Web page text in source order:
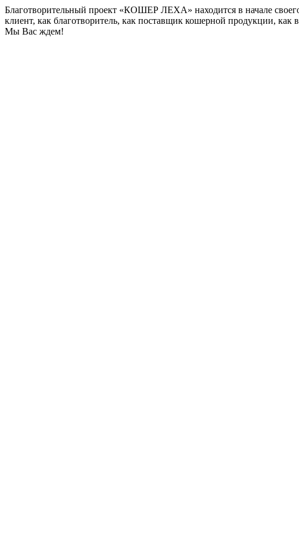
Благотворительный проект «КОШЕР ЛЕХА» находится в начале
клиент, как благотворитель, как поставщик кошерной продукции,
Мы Вас ждем!